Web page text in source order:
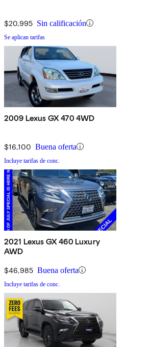
$20,995 Sin calificación
Se aplican tarifas
2009 Lexus GX 470 4WD
$16,100 Buena oferta
Incluye tarifas de conc.
2021 Lexus GX 460 Luxury
AWD
$46,985 Buena oferta
Incluye tarifas de conc.